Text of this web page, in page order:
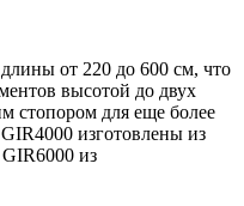
от 220 до 600 см, что
высотой до двух
стопором для еще более
изготовлены из
из